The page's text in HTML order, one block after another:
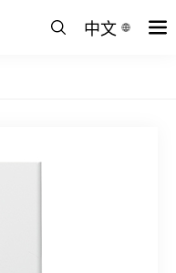
中文